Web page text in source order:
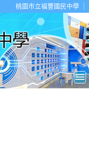
桃園市立福豐國民中學